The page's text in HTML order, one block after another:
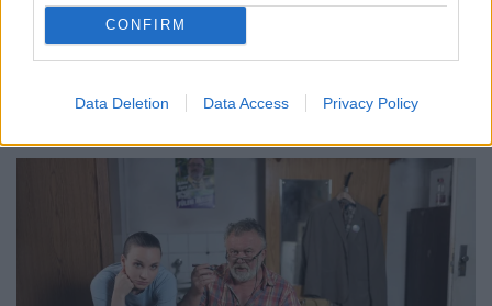
CONFIRM
Data Deletion Data Access Privacy Policy
Ismerd meg Törőcsik Franciska színésznő életét, párját,
magánéletébe és A mi kis falunkban nyújtott alakításába